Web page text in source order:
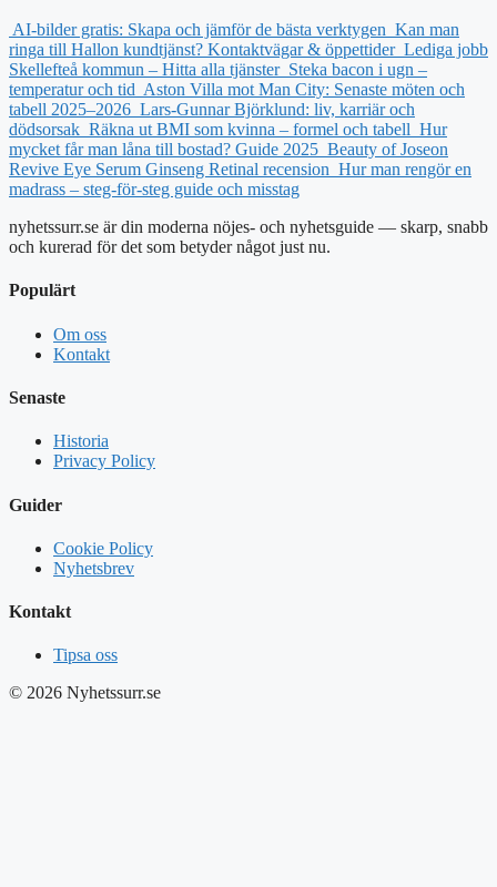
AI-bilder gratis: Skapa och jämför de bästa verktygen Kan man
ringa till Hallon kundtjänst? Kontaktvägar & öppettider Lediga jobb
Skellefteå kommun – Hitta alla tjänster Steka bacon i ugn –
temperatur och tid Aston Villa mot Man City: Senaste möten och
tabell 2025–2026 Lars-Gunnar Björklund: liv, karriär och
dödsorsak Räkna ut BMI som kvinna – formel och tabell Hur
mycket får man låna till bostad? Guide 2025 Beauty of Joseon
Revive Eye Serum Ginseng Retinal recension Hur man rengör en
madrass – steg-för-steg guide och misstag
nyhetssurr.se är din moderna nöjes- och nyhetsguide — skarp, snabb
och kurerad för det som betyder något just nu.
Populärt
Om oss
Kontakt
Senaste
Historia
Privacy Policy
Guider
Cookie Policy
Nyhetsbrev
Kontakt
Tipsa oss
© 2026 Nyhetssurr.se